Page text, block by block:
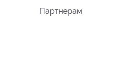
Партнерам